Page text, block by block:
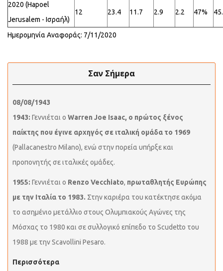
2020 (Hapoel
Jerusalem - Ισραήλ)
12 23.4 11.7 2.9 2.2 47%
Ημερομηνία Αναφοράς: 7/11/2020
Σαν Σήμερα
08/08/1943
1943: Γεννιέται ο Warren Joe Isaac, ο πρώτος ξένος
παίκτης που έγινε αρχηγός σε ιταλική ομάδα το 1969
(Pallacanestro Milano), ενώ στην πορεία υπήρξε και
προπονητής σε ιταλικές ομάδες.
1955: Γεννιέται ο Renzo Vecchiato, πρωταθλητής Ευρώπης
με την Ιταλία το 1983. Στην καριέρα του κατέκτησε ακόμα
το ασημένιο μετάλλιο στους Ολυμπιακούς Αγώνες της
Μόσχας το 1980 και σε συλλογικό επίπεδο το Scudetto του
1988 με την Scavollini Pesaro.
Περισσότερα